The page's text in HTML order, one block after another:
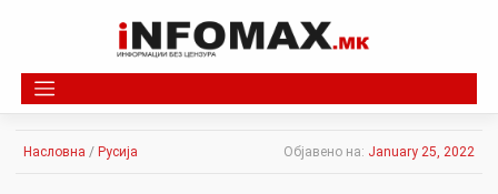
Насловна / Русија Објавено на: January 25, 2022